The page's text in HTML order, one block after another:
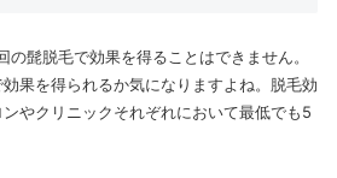
の髭脱毛で効果を得ることはできません。
果を得られるか気になりますよね。脱毛効
やクリニックそれぞれにおいて最低でも5